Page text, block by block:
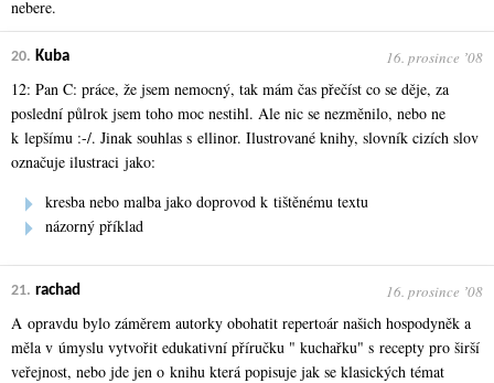
nebere.
20. Kuba 16. prosince ʼ08
12: Pan C: práce, že jsem nemocný, tak mám čas přečíst co se děje, za
poslední půlrok jsem toho moc nestihl. Ale nic se nezměnilo, nebo ne
k lepšímu :-/. Jinak souhlas s ellinor. Ilustrované knihy, slovník cizích slov
označuje ilustraci jako:
kresba nebo malba jako doprovod k tištěnému textu
názorný příklad
21. rachad 16. prosince ʼ08
A opravdu bylo záměrem autorky obohatit repertoár našich hospodyněk a
měla v úmyslu vytvořit edukativní příručku " kuchařku" s recepty pro širší
veřejnost, nebo jde jen o knihu která popisuje jak se klasických témat